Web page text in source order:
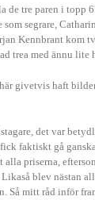
de tre paren i topp
segrare,
Kennbrant kom
trea med ännu lite
givetvis haft
det var
faktiskt gå
priserna,
blev nästan
Så mitt råd inför